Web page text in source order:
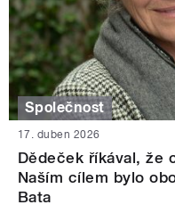
Společnost
17. duben 2026
Dědeček říkával, že
Naším cílem bylo
Bata